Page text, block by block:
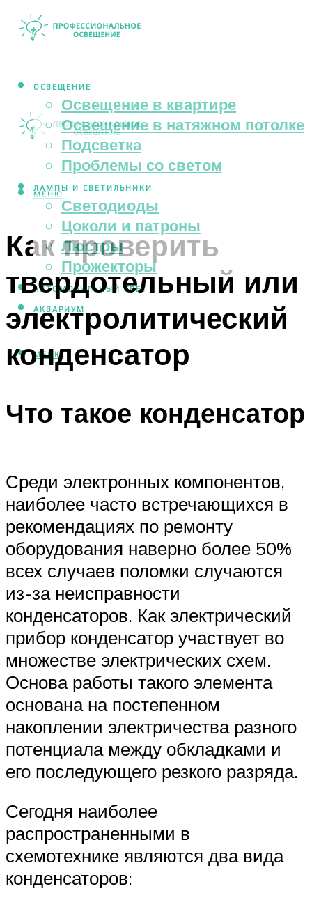
ОСВЕЩЕНИЕ
Освещение в квартире
Освещение в натяжном потолке
Подсветка
Проблемы со светом
ЛАМПЫ И СВЕТИЛЬНИКИ
Светодиоды
Цоколи и патроны
Люстры
Прожекторы
АВТОМОБИЛЬНЫЙ СВЕТ
АКВАРИУМ
МЕНЮ
МЕНЮ
Как проверить
твердотельный или
электролитический
конденсатор
Что такое конденсатор
Среди электронных компонентов,
наиболее часто встречающихся в
рекомендациях по ремонту
оборудования наверно более 50%
всех случаев поломки случаются
из-за неисправности
конденсаторов. Как электрический
прибор конденсатор участвует во
множестве электрических схем.
Основа работы такого элемента
основана на постепенном
накоплении электричества разного
потенциала между обкладками и
его последующего резкого разряда.
Сегодня наиболее
распространенными в
схемотехнике являются два вида
конденсаторов: